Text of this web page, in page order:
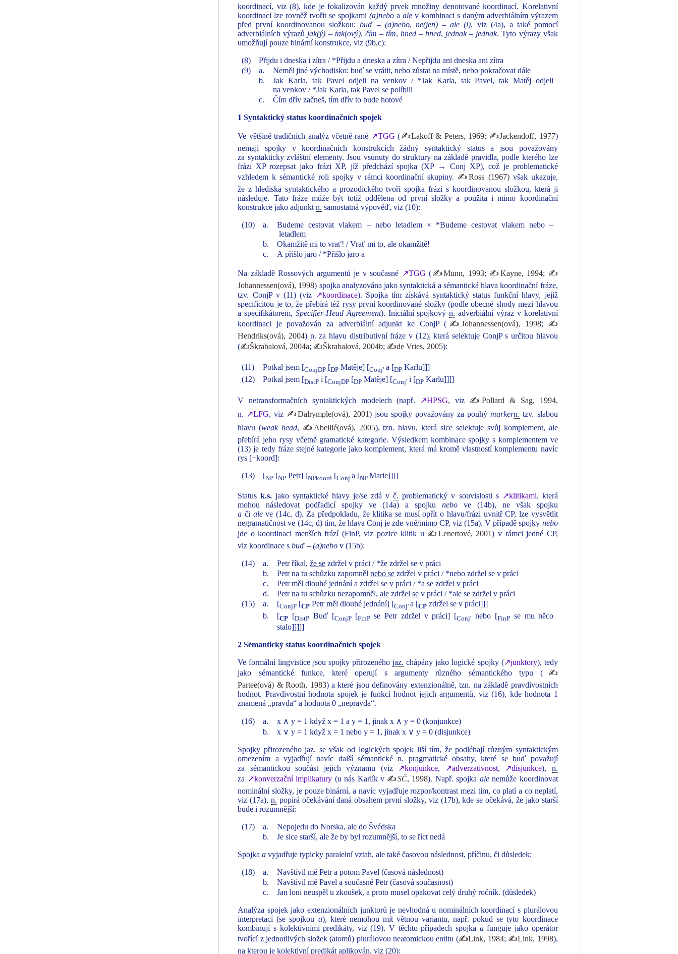
koordinací, viz (8), kde je fokalizován každý prvek množiny denotované koordinací. Korelativní
koordinaci lze rovněž tvořit se spojkami (a)neboa alev kombinaci s daným adverbiálním výrazem
před první koordinovanou složkou:buď – (a)nebo,ne(jen) – ale (i), viz (4a), a také pomocí
adverbiálních výrazů jak(ý) – tak(ový), čím – tím, hned – hned, jednak – jednak. Tyto výrazy však
umožňují pouze binární konstrukce, viz (9b,c):
(8)
Přijdu i dneska i zítra / *Přijdu a dneska a zítra / Nepřijdu ani dneska ani zítra
(9)
a.
Neměl jiné východisko: buď se vrátit, nebo zůstat na místě, nebo pokračovat dále
b.
Jak Karla, tak Pavel odjeli na venkov / *Jak Karla, tak Pavel, tak Matěj odjeli
na venkov / *Jak Karla, tak Pavel se políbili
c.
Čím dřív začneš, tím dřív to bude hotové
1 Syntaktický status koordinačních spojek
Ve většině tradičních analýz včetně rané ↗TGG (✍Lakoff & Peters, 1969; ✍Jackendoff, 1977)
nemají spojky v koordinačních konstrukcích žádný syntaktický status a jsou považovány
za syntakticky zvláštní elementy. Jsou vsunuty do struktury na základě pravidla, podle kterého lze
frázi XP rozepsat jako frázi XP, jíž předchází spojka (XP → Conj XP), což je problematické
vzhledem k sémantické roli spojky v rámci koordinační skupiny. ✍Ross (1967)však ukazuje,
že z hlediska syntaktického a prozodického tvoří spojka frázi s koordinovanou složkou, která ji
následuje. Tato fráze může být totiž oddělena od první složky a použita i mimo koordinační
konstrukce jako adjunktn. samostatná výpověď, viz (10):
(10) a.
Budeme cestovat vlakem – nebo letadlem × *Budeme cestovat vlakem nebo –
letadlem
b.
Okamžitě mi to vrať! / Vrať mi to, ale okamžitě!
c.
A přišlo jaro / *Přišlo jaro a
Na základě Rossových argumentů je v současné ↗TGG ( ✍Munn, 1993; ✍Kayne, 1994; ✍
Johannessen(ová), 1998) spojka analyzována jako syntaktická a sémantická hlava koordinační fráze,
tzv. ConjP v (11) (viz ↗koordinace). Spojka tím získává syntaktický status funkční hlavy, jejíž
specificitou je to, že přebírá též rysy první koordinované složky (podle obecné shody mezi hlavou
a specifikátorem, Specifier‑Head Agreement). Iniciální spojkovýn. adverbiální výraz v korelativní
koordinaci je považován za adverbiální adjunkt ke ConjP ( ✍Johannessen(ová), 1998; ✍
Hendriks(ová), 2004) n. za hlavu distributivní fráze v (12), která selektuje ConjP s určitou hlavou
(✍Škrabalová, 2004a; ✍Škrabalová, 2004b; ✍de Vries, 2005):
(11) Potkal jsem [ConjDP [DP Matěje] [Conj' a [DP Karlu]]]
(12)
Potkal jsem [DistP i [ConjDP [DP Matěje] [Conj' i [DP Karlu]]]]
V netransformačních syntaktických modelech (např. ↗HPSG, viz ✍Pollard & Sag, 1994,
n. ↗LFG, viz ✍Dalrymple(ová), 2001) jsou spojky považovány za pouhýmarkern. tzv. slabou
hlavu (weak head, ✍Abeillé(ová), 2005), tzn. hlavu, která sice selektuje svůj komplement, ale
přebírá jeho rysy včetně gramatické kategorie. Výsledkem kombinace spojky s komplementem ve
(13) je tedy fráze stejné kategorie jako komplement, která má kromě vlastností komplementu navíc
rys [+koord]:
(13) [NP [NP Petr] [NPkoord [Conja [NPMarie]]]]
Statusk.s. jako syntaktické hlavy je/se zdá vč. problematický v souvislosti s ↗klitikami, která
mohou následovat podřadicí spojky ve (14a) a spojku nebove (14b), ne však spojku
a či aleve (14c, d). Za předpokladu, že klitika se musí opřít o hlavu/frázi uvnitř CP, lze vysvětlit
negramatičnost ve (14c, d) tím, že hlava Conj je zde vně/mimo CP, viz (15a). V případě spojky nebo
jde o koordinaci menších frází (FinP, viz pozice klitik u ✍Lenertové, 2001) v rámci jedné CP,
viz koordinace sbuď – (a)nebo v (15b):
(14) a. Petr říkal,že se zdržel v práci / *že zdržel se v práci
b.
Petr na tu schůzku zapomnělnebo se zdržel v práci / *nebo zdržel se v práci
c.
Petr měl dlouhé jednánía zdrželse v práci / *a se zdržel v práci
d.
Petr na tu schůzku nezapomněl,ale zdrželse v práci / *ale se zdržel v práci
(15)
a. [ConjP [CP Petr měl dlouhé jednání] [Conj'a [CP zdržel se v práci]]]
b.
[CP [DistP Buď [ConjP[FinPse Petr zdržel v práci] [Conj' nebo [FinPse mu něco
stalo]]]]]
2 Sémantický status koordinačních spojek
Ve formální lingvistice jsou spojky přirozenéhojaz. chápány jako logické spojky (↗junktory), tedy
jako sémantické funkce, které operují s argumenty různého sémantického typu ( ✍
Partee(ová) & Rooth, 1983) a které jsou definovány extenzionálně, tzn. na základě pravdivostních
hodnot. Pravdivostní hodnota spojek je funkcí hodnot jejich argumentů, viz (16), kde hodnota 1
znamená „pravda“ a hodnota 0 „nepravda“.
(16) a.
x ∧ y = 1 když x = 1 a y = 1, jinak x ∧ y = 0 (konjunkce)
b.
x ∨ y = 1 když x = 1 nebo y = 1, jinak x ∨ y = 0 (disjunkce)
Spojky přirozenéhojaz. se však od logických spojek liší tím, že podléhají různým syntaktickým
omezením a vyjadřují navíc další sémantickén. pragmatické obsahy, které se buď považují
za sémantickou součást jejich významu (viz
↗konjunkce, ↗adverzativnost, ↗disjunkce), n.
za ↗konverzační implikatury (u nás Karlík v ✍SČ, 1998). Např. spojka alenemůže koordinovat
nominální složky, je pouze binární, a navíc vyjadřuje rozpor/kontrast mezi tím, co platí a co neplatí,
viz (17a), n. popírá očekávání daná obsahem první složky, viz (17b), kde se očekává, že jako starší
bude i rozumnější:
(17) a.
Nepojedu do Norska, ale do Švédska
b.
Je sice starší, ale že by byl rozumnější, to se říct nedá
Spojkaa vyjadřuje typicky paralelní vztah, ale také časovou následnost, příčinu, či důsledek:
(18) a.
Navštívil mě Petr a potom Pavel (časová následnost)
b.
Navštívil mě Pavel a současně Petr (časová současnost)
c.
Jan loni neuspěl u zkoušek, a proto musel opakovat celý druhý ročník. (důsledek)
Analýza spojek jako extenzionálních junktorů je nevhodná u nominálních koordinací s plurálovou
interpretací (se spojkou a), které nemohou mít větnou variantu, např. pokud se tyto koordinace
kombinují s kolektivními predikáty, viz (19). V těchto případech spojka afunguje jako operátor
tvořící z jednotlivých složek (atomů) plurálovou neatomickou entitu (✍Link, 1984; ✍Link, 1998),
na kterou je kolektivní predikát aplikován, viz (20):